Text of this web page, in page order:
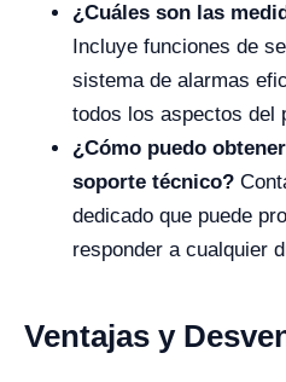
¿Cuáles son las
Incluye funciones de
sistema de alarmas
todos los aspectos del
¿Cómo puedo
soporte técnico?
dedicado que puede
responder a cualquier
Ventajas y